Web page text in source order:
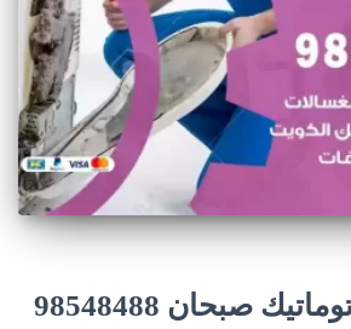
فني غسالات اتوماتيك صبحان 98548488